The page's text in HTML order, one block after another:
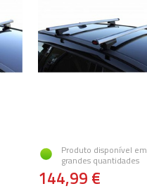
Produto disponível em
grandes quantidades
144,99 €